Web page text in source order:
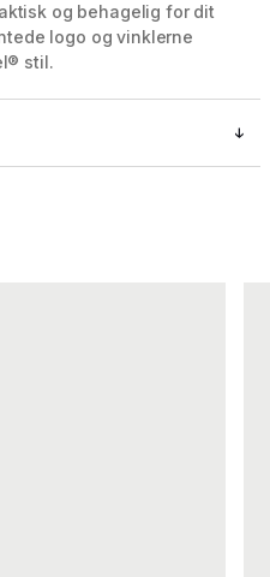
og behagelig for dit
logo og vinklerne
stil.